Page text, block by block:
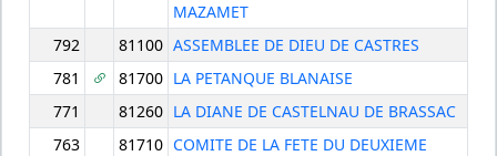
MAZAMET
792
81100 ASSEMBLEE DE DIEU DE CASTRES
781
81700 LA PETANQUE BLANAISE
771
81260 LA DIANE DE CASTELNAU DE BRASSAC
763
81710 COMITE DE LA FETE DU DEUXIEME